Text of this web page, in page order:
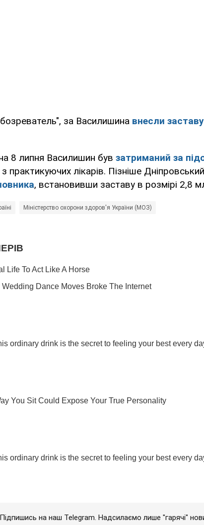
за Василишина внесли
8 липня Василишин був затриманий за
з практикуючих лікарів. Пізніше Дніпровський
, встановивши заставу в розмірі 2,8
Міністерство охорони здоров'я України (МОЗ)
Підпишись на наш Telegram. Надсилаємо лише "гарячі"